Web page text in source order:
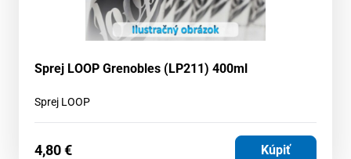
Sprej LOOP Grenobles (LP211) 400ml
Sprej LOOP
4,80€ Kúpiť